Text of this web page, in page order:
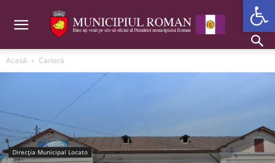
Acasă Carieră
Direcția Municipal Locato